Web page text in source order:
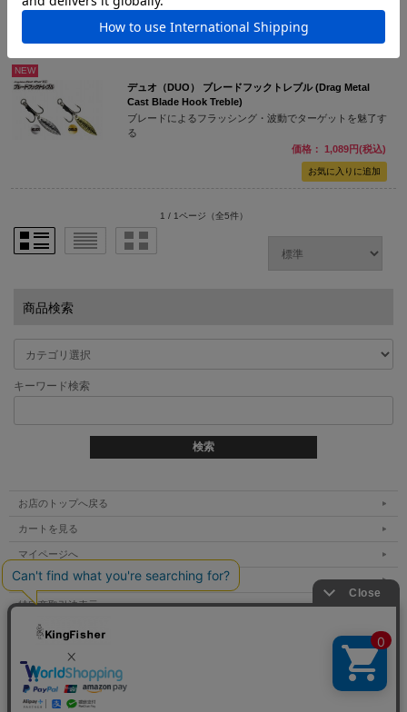
NEW
デュオ（DUO） ブレードフックトレブル (Drag Metal
Cast Blade Hook Treble)
ブレードによるフラッシング・波動でターゲットを魅了す
る
価格： 1,089円(税込)
1 / 1ページ （全5件）
商品検索
キーワード検索
お店のトップへ戻る
カートを見る
マイページへ
ご利用案内
特定商取引法表示
個人情報の取扱い
サイトマップ
お問い合わせ